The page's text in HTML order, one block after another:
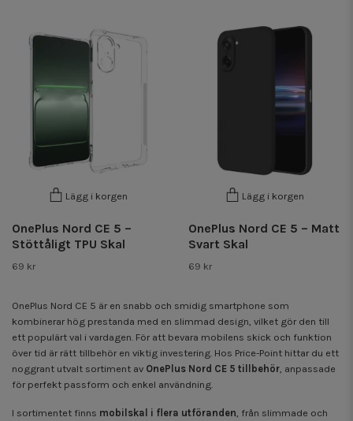
Lägg i korgen
OnePlus Nord CE 5 –
Stöttåligt TPU Skal
69 kr
Lägg i korgen
OnePlus Nord CE 5 – Matt
Svart Skal
69 kr
OnePlus Nord CE 5 är en snabb och smidig smartphone som
kombinerar hög prestanda med en slimmad design, vilket gör den till
ett populärt val i vardagen. För att bevara mobilens skick och funktion
över tid är rätt tillbehör en viktig investering. Hos Price-Point hittar du ett
noggrant utvalt sortiment av OnePlus Nord CE 5 tillbehör, anpassade
för perfekt passform och enkel användning.
I sortimentet finns mobilskal i flera utföranden, från slimmade och